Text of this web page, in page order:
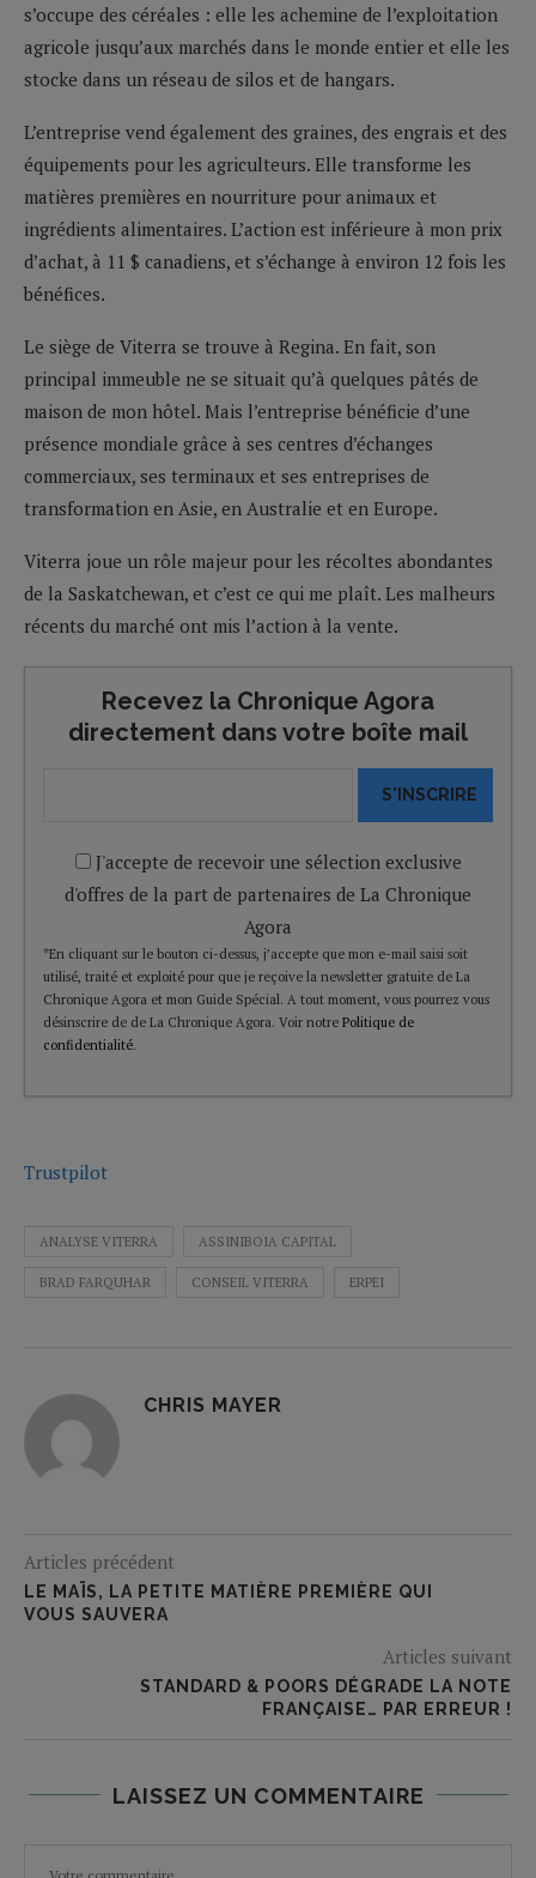
s’occupe des céréales : elle les achemine de l’exploitation
agricole jusqu’aux marchés dans le monde entier et elle les
stocke dans un réseau de silos et de hangars.
L’entreprise vend également des graines, des engrais et des
équipements pour les agriculteurs. Elle transforme les
matières premières en nourriture pour animaux et
ingrédients alimentaires. L’action est inférieure à mon prix
d’achat, à 11 $ canadiens, et s’échange à environ 12 fois les
bénéfices.
Le siège de Viterra se trouve à Regina. En fait, son
principal immeuble ne se situait qu’à quelques pâtés de
maison de mon hôtel. Mais l’entreprise bénéficie d’une
présence mondiale grâce à ses centres d’échanges
commerciaux, ses terminaux et ses entreprises de
transformation en Asie, en Australie et en Europe.
Viterra joue un rôle majeur pour les récoltes abondantes
de la Saskatchewan, et c’est ce qui me plaît. Les malheurs
récents du marché ont mis l’action à la vente.
Recevez la Chronique Agora
directement dans votre boîte mail
S'INSCRIRE
J'accepte de recevoir une sélection exclusive
d'offres de la part de partenaires de La Chronique
Agora
*En cliquant sur le bouton ci-dessus, j’accepte que mon e-mail saisi soit
utilisé, traité et exploité pour que je reçoive la newsletter gratuite de La
Chronique Agora et mon Guide Spécial. A tout moment, vous pourrez vous
désinscrire de de La Chronique Agora. Voir notre Politique de
confidentialité.
Trustpilot
ANALYSE VITERRA ASSINIBOIA CAPITAL
BRAD FARQUHAR CONSEIL VITERRA ERPEI
CHRIS MAYER
Articles précédent
LE MAÏS, LA PETITE MATIÈRE PREMIÈRE QUI
VOUS SAUVERA
Articles suivant
STANDARD & POORS DÉGRADE LA NOTE
FRANÇAISE… PAR ERREUR !
LAISSEZ UN COMMENTAIRE